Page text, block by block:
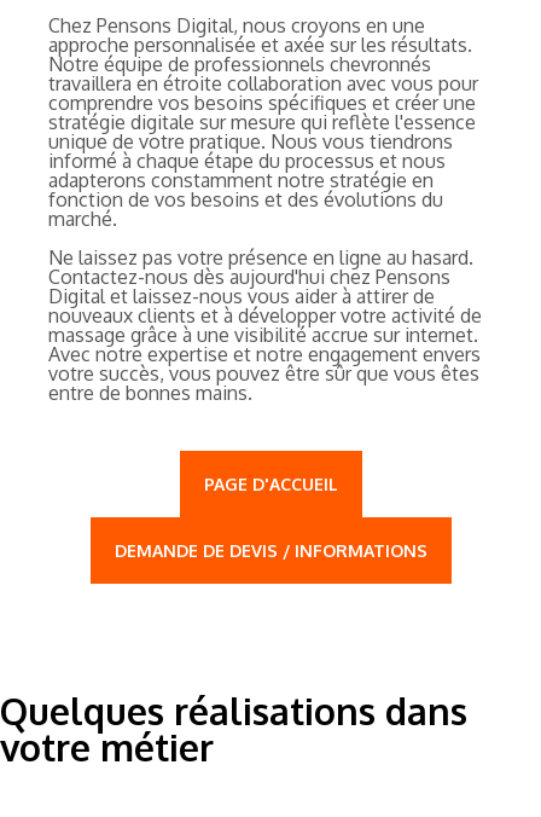
Chez Pensons Digital, nous croyons en une
approche personnalisée et axée sur les résultats.
Notre équipe de professionnels chevronnés
travaillera en étroite collaboration avec vous pour
comprendre vos besoins spécifiques et créer une
stratégie digitale sur mesure qui reflète l'essence
unique de votre pratique. Nous vous tiendrons
informé à chaque étape du processus et nous
adapterons constamment notre stratégie en
fonction de vos besoins et des évolutions du
marché.
Ne laissez pas votre présence en ligne au hasard.
Contactez-nous dès aujourd'hui chez Pensons
Digital et laissez-nous vous aider à attirer de
nouveaux clients et à développer votre activité de
massage grâce à une visibilité accrue sur internet.
Avec notre expertise et notre engagement envers
votre succès, vous pouvez être sûr que vous êtes
entre de bonnes mains.
PAGE D'ACCUEIL
DEMANDE DE DEVIS / INFORMATIONS
Quelques réalisations dans
votre métier